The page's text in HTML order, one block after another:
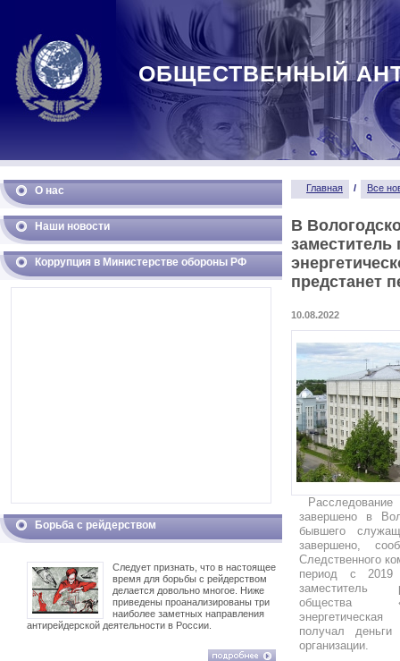
ОБЩЕСТВЕННЫЙ
О нас
Наши новости
Коррупция в Министерстве обороны РФ
Борьба с рейдерством
Следует признать, что в настоящее
время для борьбы с рейдерством
делается довольно многое. Ниже
приведены проанализированы три
наиболее заметных направления
антирейдерской деятельности в России.
Главная / Все
В
заместитель
предстанет
10.08.2022
завершено в
бывшего
завершено,
Следственного
период с
заместитель
общества
получал деньги
организации.